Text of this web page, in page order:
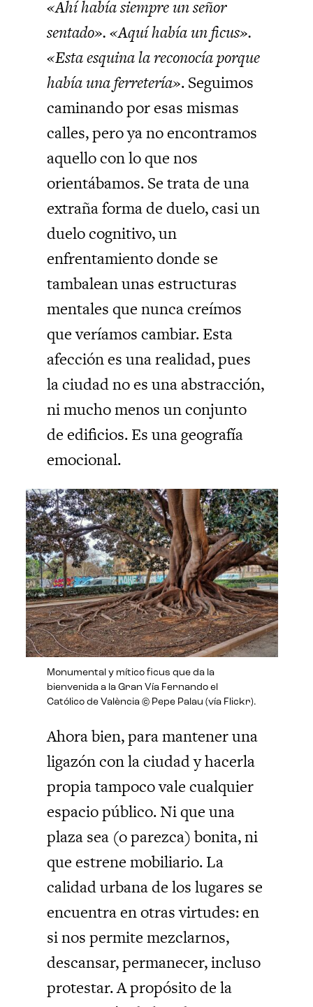
«Ahí había siempre un señor
sentado». «Aquí había un ficus».
«Esta esquina la reconocía porque
había una ferretería». Seguimos
caminando por esas mismas
calles, pero ya no encontramos
aquello con lo que nos
orientábamos. Se trata de una
extraña forma de duelo, casi un
duelo cognitivo, un
enfrentamiento donde se
tambalean unas estructuras
mentales que nunca creímos
que veríamos cambiar. Esta
afección es una realidad, pues
la ciudad no es una abstracción,
ni mucho menos un conjunto
de edificios. Es una geografía
emocional.
Monumental y mítico ficus que da la
bienvenida a la Gran Vía Fernando el
Católico de València © Pepe Palau (vía Flickr).
Ahora bien, para mantener una
ligazón con la ciudad y hacerla
propia tampoco vale cualquier
espacio público. Ni que una
plaza sea (o parezca) bonita, ni
que estrene mobiliario. La
calidad urbana de los lugares se
encuentra en otras virtudes: en
si nos permite mezclarnos,
descansar, permanecer, incluso
protestar. A propósito de la